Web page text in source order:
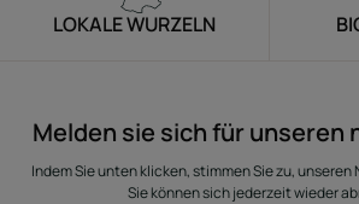
LOKALE WURZELN
Melden sie sich für unseren
Indem Sie unten klicken, stimmen Sie zu,
Sie können sich jederzeit wieder